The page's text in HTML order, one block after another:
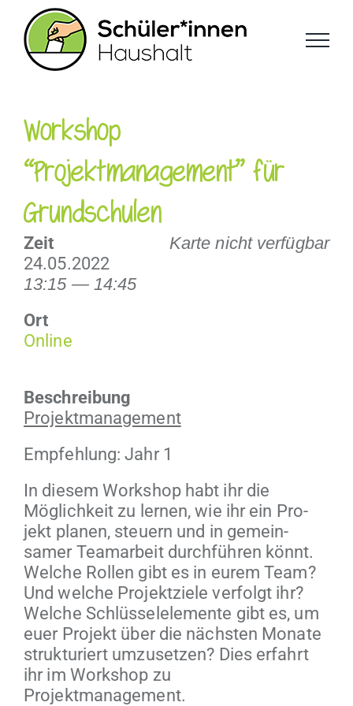
Inhalt
springen
Workshop
“Projektmanagement” für
Grundschulen
Karte nicht verfügbar
Zeit
24.05.2022
13:15 — 14:45
Ort
Online
Beschrei­bung
Pro­jek­t­man­age­ment
Empfehlung: Jahr 1
In diesem Work­shop habt ihr die
Möglichkeit zu ler­nen, wie ihr ein Pro­
jekt pla­nen, steuern und in gemein­
samer Tea­mar­beit durch­führen kön­nt.
Welche Rollen gibt es in eurem Team?
Und welche Pro­jek­tziele ver­fol­gt ihr?
Welche Schlüs­se­lele­mente gibt es, um
euer Pro­jekt über die näch­sten Monate
struk­turi­ert umzuset­zen? Dies erfahrt
ihr im Work­shop zu
Projektmanagement.